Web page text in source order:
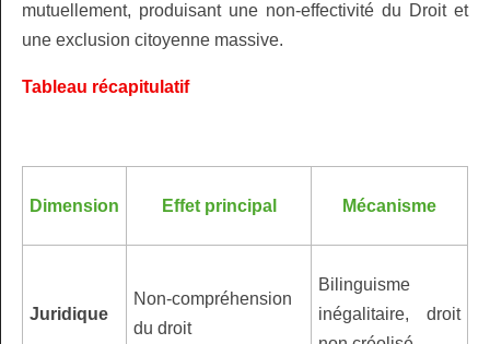
mutuellement, produisant une non‑effectivité du Droit et
une exclusion citoyenne massive.
Tableau récapitulatif
Dimension Effet principal Mécanisme
Juridique
Non‑compréhension
du droit
Bilinguisme
inégalitaire, droit